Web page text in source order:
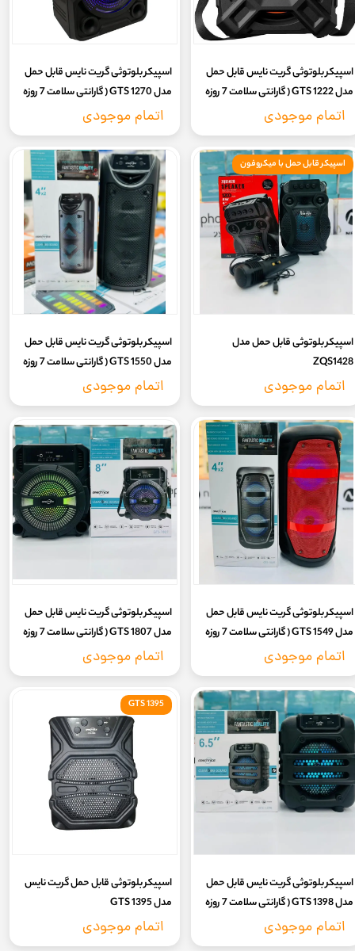
اسپیکر بلوتوثی گریت نایس قابل حمل
مدل GTS 1222 ( گارانتی سلامت 7 روزه
کالا)
اتمام موجودی
اسپیکر بلوتوثی گریت نایس قابل حمل
مدل GTS 1270 ( گارانتی سلامت 7 روزه
کالا)
اتمام موجودی
اسپیکر بلوتوثی قابل حمل مدل
ZQS1428
اتمام موجودی
اسپیکر قابل حمل با میکروفون
اسپیکر بلوتوثی گریت نایس قابل حمل
مدل GTS 1550 ( گارانتی سلامت 7 روزه
کالا)
اتمام موجودی
اسپیکر بلوتوثی گریت نایس قابل حمل
مدل GTS 1549 ( گارانتی سلامت 7 روزه
کالا)
اتمام موجودی
اسپیکر بلوتوثی گریت نایس قابل حمل
مدل GTS 1807 ( گارانتی سلامت 7 روزه
کالا)
اتمام موجودی
اسپیکر بلوتوثی گریت نایس قابل حمل
مدل GTS 1398 ( گارانتی سلامت 7 روزه
کالا)
اتمام موجودی
اسپیکر بلوتوثی قابل حمل گریت نایس
مدل GTS 1395
اتمام موجودی
GTS 1395